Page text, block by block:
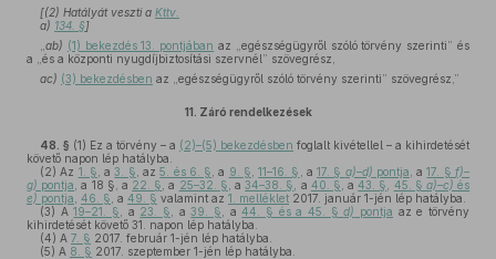
[(2) Hatályát veszti a Kttv.
a) 134. §]
ab) (1) bekezdés 13. pontjában az „egészségügyről szóló törvény szerinti” és
a „és a központi nyugdíjbiztosítási szervnél” szövegrész,
ac) (3) bekezdésben az „egészségügyről szóló törvény szerinti” szövegrész,”
11. Záró rendelkezések
48. § (1) Ez a törvény – a (2)–(5) bekezdésben foglalt kivétellel – a kihirdetését
követő napon lép hatályba.
(2) Az 1. § , a3. § , az5. és 6. § , a 9. § ,11–16. § , a17. § a)–d) pontja , a17. §f)–
g) pontja , a 18 §, a 22. § , a 25–32. § , a34–38. § , a 40. § , a43. § 45. § a)–c) és
e) pontja 46. § , a 49. § valamint az 1. melléklet 2017. január 1-jén lép hatályba.
(3) A19–21. § , a 23. § , a39. § , a44. § és a 45. §d) pontja az e törvény
kihirdetését követő 31. napon lép hatályba.
(4) A 7. § 2017. február 1-jén lép hatályba.
(5) A 8. § 2017. szeptember 1-jén lép hatályba.